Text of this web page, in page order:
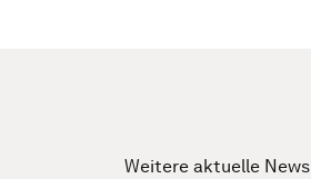
Weitere aktuelle News